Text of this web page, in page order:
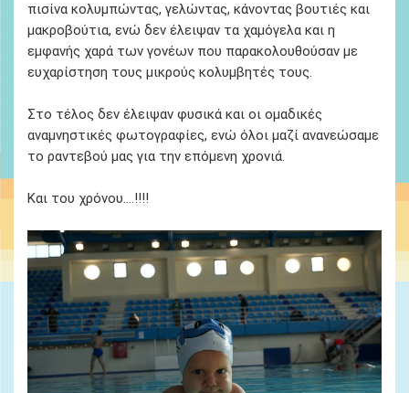
πισίνα κολυμπώντας, γελώντας, κάνοντας βουτιές και
μακροβούτια, ενώ δεν έλειψαν τα χαμόγελα και η
εμφανής χαρά των γονέων που παρακολουθούσαν με
ευχαρίστηση τους μικρούς κολυμβητές τους.
Στο τέλος δεν έλειψαν φυσικά και οι ομαδικές
αναμνηστικές φωτογραφίες, ενώ όλοι μαζί ανανεώσαμε
το ραντεβού μας για την επόμενη χρονιά.
Και του χρόνου….!!!!